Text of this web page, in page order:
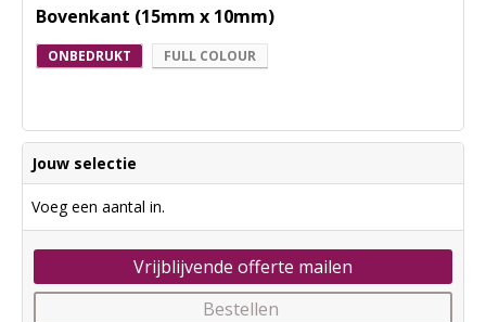
Bovenkant (15mm x 10mm)
ONBEDRUKT FULL COLOUR
Jouw selectie
Voeg een aantal in.
Vrijblijvende offerte mailen
Bestellen